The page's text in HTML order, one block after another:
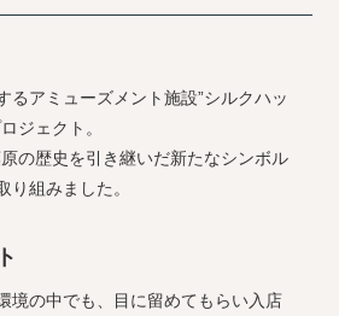
るアミューズメント施設”シルクハッ
ジェクト。
の歴史を引き継いだ新たなシンボル
り組みました。
境の中でも、目に留めてもらい入店